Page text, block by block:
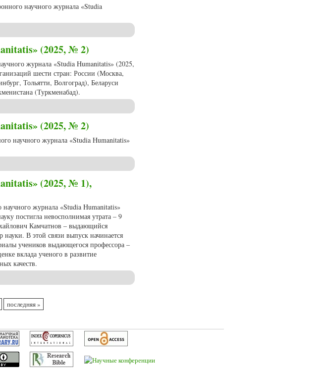
научного журнала «Studia
(2025, № 2)
журнала «Studia Humanitatis» (2025,
шести стран: России (Москва,
Тольятти, Волгоград), Беларуси
(Туркменабад).
(2025, № 2)
научного журнала «Studia Humanitatis»
(2025, № 1),
журнала «Studia Humanitatis»
постигла невосполнимая утрата – 9
Камчатнов – выдающийся
В этой связи выпуск начинается
учеников выдающегося профессора –
вклада ученого в развитие
качеств.
последняя »